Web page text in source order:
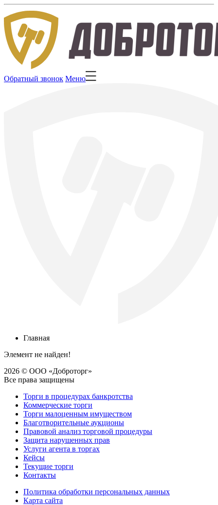
Обратный звонок Меню
Главная
Элемент не найден!
2026 © ООО «Доброторг»
Все права защищены
Торги в процедурах банкротства
Коммерческие торги
Торги малоценным имуществом
Благотворительные аукционы
Правовой анализ торговой процедуры
Защита нарушенных прав
Услуги агента в торгах
Кейсы
Текущие торги
Контакты
Политика обработки персональных данных
Карта сайта